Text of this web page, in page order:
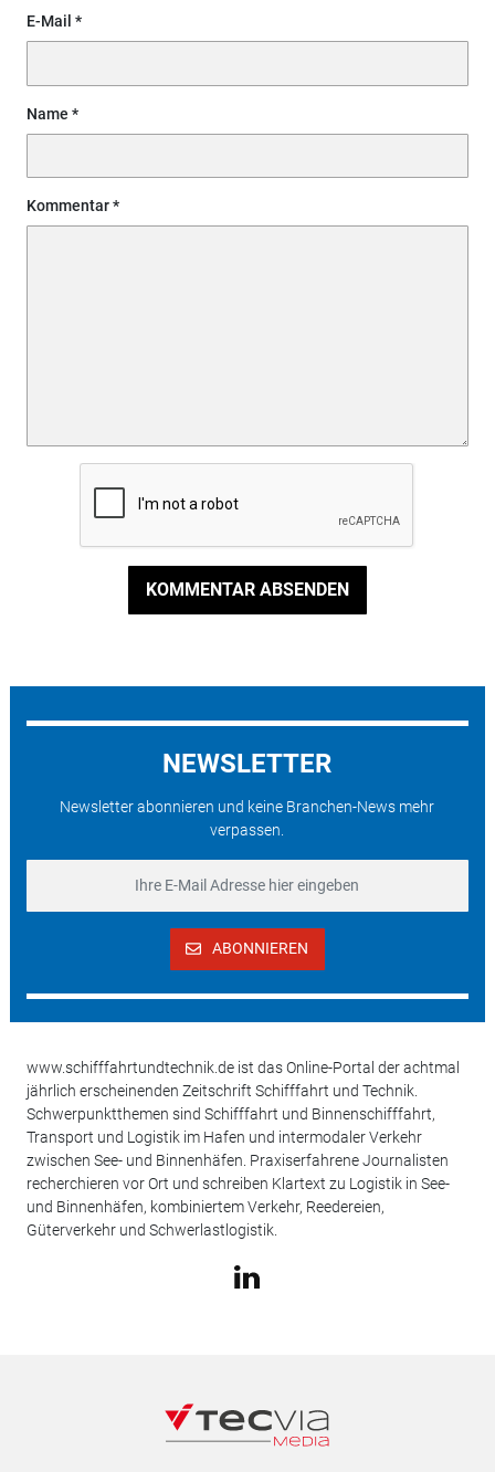
E-Mail
Name
Kommentar
KOMMENTAR ABSENDEN
NEWSLETTER
Newsletter abonnieren und keine Branchen-News mehr
verpassen.
ABONNIEREN
www.schifffahrtundtechnik.de ist das Online-Portal der achtmal
jährlich erscheinenden Zeitschrift Schifffahrt und Technik.
Schwerpunktthemen sind Schifffahrt und Binnenschifffahrt,
Transport und Logistik im Hafen und intermodaler Verkehr
zwischen See- und Binnenhäfen. Praxiserfahrene Journalisten
recherchieren vor Ort und schreiben Klartext zu Logistik in See-
und Binnenhäfen, kombiniertem Verkehr, Reedereien,
Güterverkehr und Schwerlastlogistik.